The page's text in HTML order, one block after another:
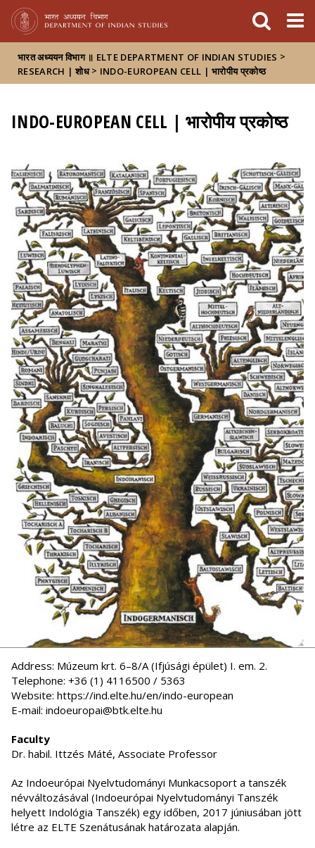
भारत अध्ययन विभाग ॥ ELTE DEPARTMENT OF INDIAN STUDIES >
RESEARCH | शोध > INDO-EUROPEAN CELL | भारोपीय प्रकोष्ठ
INDO-EUROPEAN CELL | भारोपीय प्रकोष्ठ
Address: Múzeum krt. 6–8/A (Ifjúsági épület) I. em. 2.
Telephone: +36 (1) 4116500 / 5363
Website: https://ind.elte.hu/en/indo-european
E-mail: indoeuropai@btk.elte.hu
Faculty
Dr. habil. Ittzés Máté, Associate Professor
Az Indoeurópai Nyelvtudományi Munkacsoport a tanszék
névváltozásával (Indoeurópai Nyelvtudományi Tanszék
helyett Indológia Tanszék) egy időben, 2017 júniusában jött
létre az ELTE Szenátusának határozata alapján.